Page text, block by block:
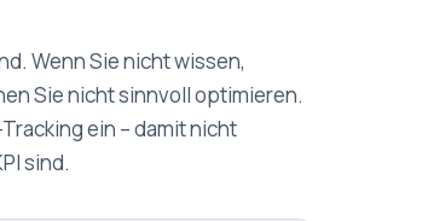
Wenn Sie nicht wissen,
Sie nicht sinnvoll optimieren.
ein – damit nicht
sind.